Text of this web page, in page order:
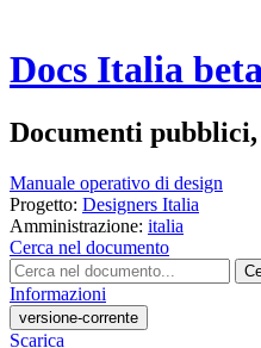
Docs Italia beta
Documenti
Manuale operativo di design
Progetto: Designers Italia
Amministrazione: italia
Cerca nel documento
Informazioni
versione-corrente
Scarica